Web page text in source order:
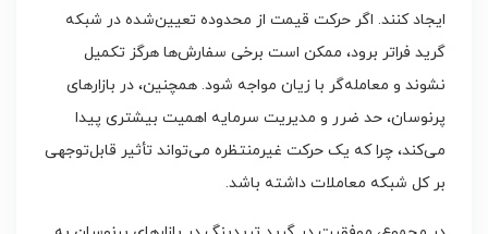
ایجاد کنند. اگر حرکت قیمت از محدوده تعیین‌شده در شبکه
گرید فراتر برود، ممکن است برخی سفارش‌ها هرگز تکمیل
نشوند و معامله‌گر با زیان مواجه شود. همچنین، در بازارهای
پرنوسان، حد ضرر و مدیریت سرمایه اهمیت بیشتری پیدا
می‌کند، چرا که یک حرکت غیرمنتظره می‌تواند تأثیر قابل‌توجهی
بر کل شبکه معاملات داشته باشد.